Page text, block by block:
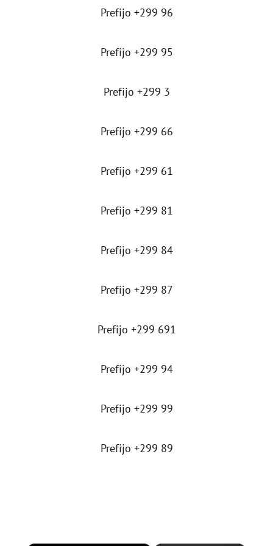
Prefijo +299 96
Prefijo +299 95
Prefijo +299 3
Prefijo +299 66
Prefijo +299 61
Prefijo +299 81
Prefijo +299 84
Prefijo +299 87
Prefijo +299 691
Prefijo +299 94
Prefijo +299 99
Prefijo +299 89